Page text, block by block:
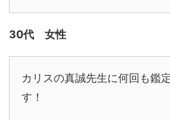
30代 女性
カリスの真誠先生に何回も鑑
す！